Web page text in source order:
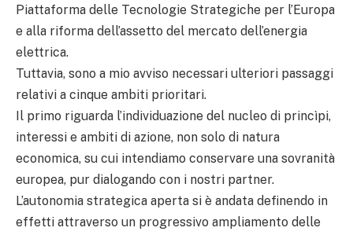
Piattaforma delle Tecnologie Strategiche per l’Europa
e alla riforma dell’assetto del mercato dell’energia
elettrica.
Tuttavia, sono a mio avviso necessari ulteriori passaggi
relativi a cinque ambiti prioritari.
Il primo riguarda l’individuazione del nucleo di princìpi,
interessi e ambiti di azione, non solo di natura
economica, su cui intendiamo conservare una sovranità
europea, pur dialogando con i nostri partner.
L’autonomia strategica aperta si è andata definendo in
effetti attraverso un progressivo ampliamento delle